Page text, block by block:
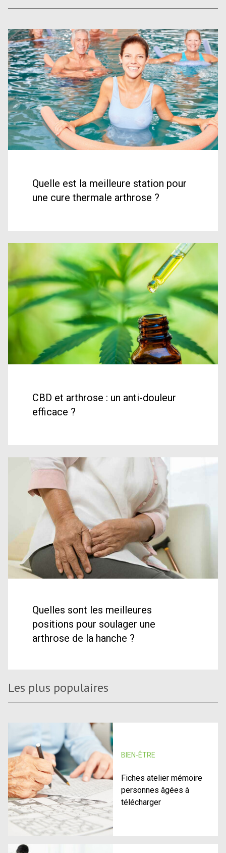
Quelle est la meilleure station pour
une cure thermale arthrose ?
CBD et arthrose : un anti-douleur
efficace ?
Quelles sont les meilleures
positions pour soulager une
arthrose de la hanche ?
Les plus populaires
BIEN-ÊTRE
Fiches atelier mémoire
personnes âgées à
télécharger